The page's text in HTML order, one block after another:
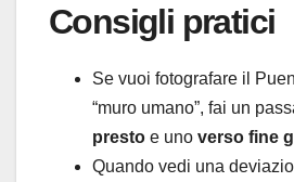
Consigli pratici
Se vuoi fotografare il
“muro umano”, fai un
presto e uno verso fine
Quando vedi una